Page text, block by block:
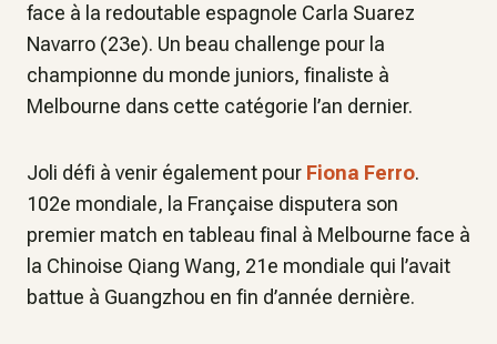
face à la redoutable espagnole Carla Suarez
Navarro (23e). Un beau challenge pour la
championne du monde juniors, finaliste à
Melbourne dans cette catégorie l’an dernier.
Joli défi à venir également pour Fiona Ferro.
102e mondiale, la Française disputera son
premier match en tableau final à Melbourne face à
la Chinoise Qiang Wang, 21e mondiale qui l’avait
battue à Guangzhou en fin d’année dernière.